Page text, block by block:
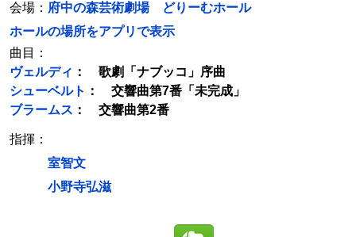
会場： 府中の森芸術劇場 どりーむホール
ホールの場所をアプリで表示
曲目：
ヴェルディ ： 歌劇「ナブッコ」序曲
シューベルト ： 交響曲第7番「未完成」
ブラームス ： 交響曲第2番
指揮：
室智文
小野寺弘滋